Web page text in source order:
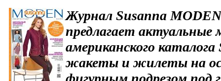
Журнал Susanna
предлагает актуальные
американского
жакеты и жилеты на